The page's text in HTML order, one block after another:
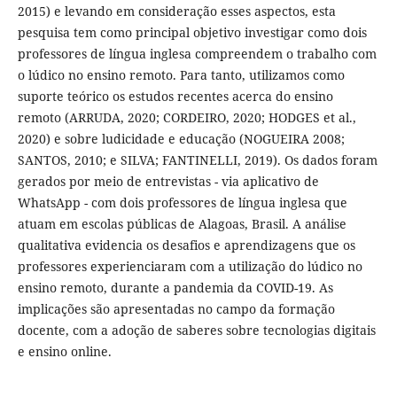
2015) e levando em consideração esses aspectos, esta
pesquisa tem como principal objetivo investigar como dois
professores de língua inglesa compreendem o trabalho com
o lúdico no ensino remoto. Para tanto, utilizamos como
suporte teórico os estudos recentes acerca do ensino
remoto (ARRUDA, 2020; CORDEIRO, 2020; HODGES et al.,
2020) e sobre ludicidade e educação (NOGUEIRA 2008;
SANTOS, 2010; e SILVA; FANTINELLI, 2019). Os dados foram
gerados por meio de entrevistas - via aplicativo de
WhatsApp - com dois professores de língua inglesa que
atuam em escolas públicas de Alagoas, Brasil. A análise
qualitativa evidencia os desafios e aprendizagens que os
professores experienciaram com a utilização do lúdico no
ensino remoto, durante a pandemia da COVID-19. As
implicações são apresentadas no campo da formação
docente, com a adoção de saberes sobre tecnologias digitais
e ensino online.